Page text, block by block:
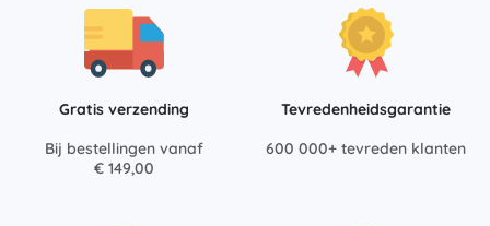
Gratis verzending
Bij bestellingen vanaf
€ 149,00
Tevredenheidsgarantie
600 000+ tevreden klanten